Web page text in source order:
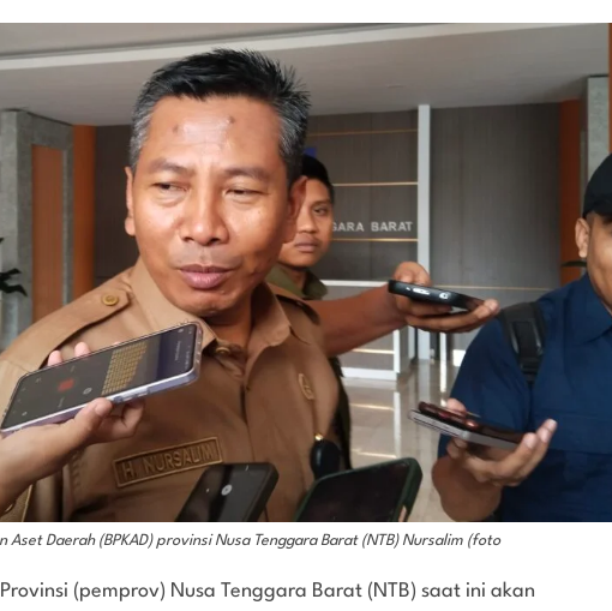
Aset Daerah (BPKAD) provinsi Nusa Tenggara Barat (NTB) Nursalim (foto
(pemprov) Nusa Tenggara Barat (NTB) saat ini akan